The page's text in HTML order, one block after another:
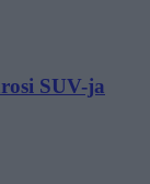
SUV-ja